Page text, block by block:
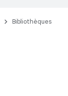
Bibliothèques